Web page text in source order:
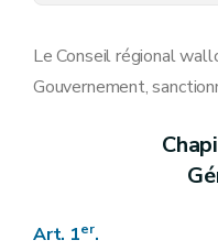
Art. 17
Art. 18
Art. 19
Art.
Le Conseil régional
Gouvernement,
Art. 1er.